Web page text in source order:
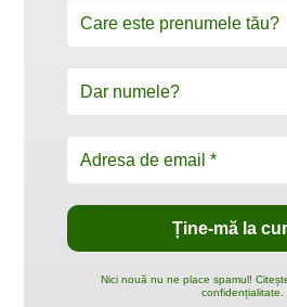
Nici nouă nu ne place spamul!
confidențialitate.